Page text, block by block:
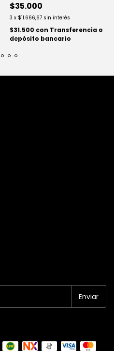
$35.000
3 x $11.666,67 sin interés
$31.500 con Transferencia o
depósito bancario